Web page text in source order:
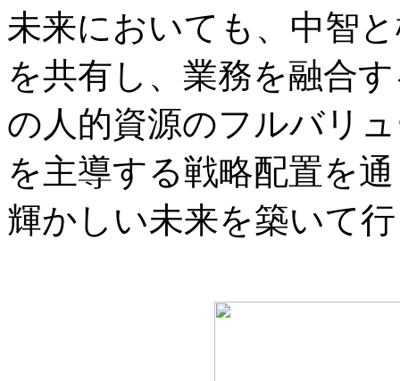
未来においても、中智
を共有し、業務を融合
の人的資源のフルバリ
を主導する戦略配置を
輝かしい未来を築いて